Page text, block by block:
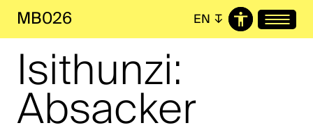
MB026 EN ↧
Isithunzi:
Absacker